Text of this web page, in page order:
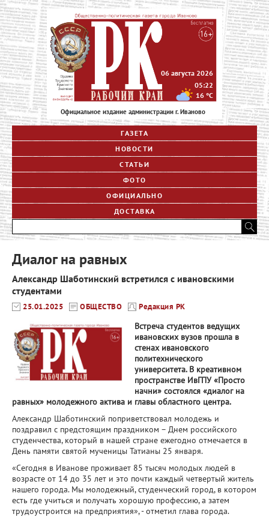
Официальное издание администрации г. Иваново
06 августа 2026
05:22
16 °C
ГАЗЕТА
НОВОСТИ
СТАТЬИ
ФОТО
ОФИЦИАЛЬНО
ДОСТАВКА
Диалог на равных
Александр Шаботинский встретился с ивановскими
студентами
25.01.2025 ОБЩЕСТВО Редакция РК
Встреча студентов ведущих
ивановских вузов прошла в
стенах ивановского
политехнического
университета. В креативном
пространстве ИвГПУ «Просто
начни» состоялся «диалог на
равных» молодежного актива и главы областного центра.
Александр Шаботинский поприветствовал молодежь и
поздравил с предстоящим праздником – Днем российского
студенчества, который в нашей стране ежегодно отмечается в
День памяти святой мученицы Татианы 25 января.
«Сегодня в Иванове проживает 85 тысяч молодых людей в
возрасте от 14 до 35 лет и это почти каждый четвертый житель
нашего города. Мы молодежный, студенческий город, в котором
есть где учиться и получать хорошую профессию, а затем
трудоустроится на предприятия», - отметил глава города.